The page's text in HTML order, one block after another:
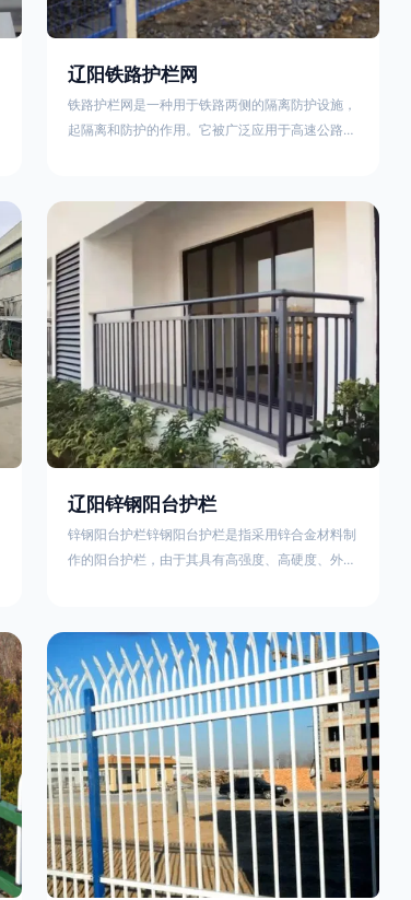
辽阳铁路护栏网
铁路护栏网是一种用于铁路两侧的隔离防护设施，
起隔离和防护的作用。它被广泛应用于高速公路、
量在于原材料及加工过程，它的外观质量取决于施
工过程，施工中要重视施工准备和打桩机的组合，
不断总结经验，加强施工管理，是安装质量得以保
证。铁路护栏网是一种用于铁路两侧的隔离防护设
施，它的主要作用是防止车辆和人员越过护栏造成
危险事
辽阳锌钢阳台护栏
锌钢阳台护栏锌钢阳台护栏是指采用锌合金材料制
作的阳台护栏，由于其具有高强度、高硬度、外观
栏锌钢百叶窗锌钢防盗窗锌钢防护栏锌钢配件组合
锌钢组装护栏组装防盗窗组装防护栏组装锌合金组
装。传统的阳台护栏使用铁条材料，需要借助电焊
等工艺技术，而且质地较软、容易生锈、色彩单
一。锌钢阳台护栏的安装方法因情况而异，但是一
般采